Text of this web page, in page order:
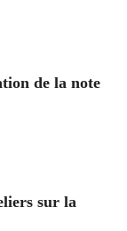
de la note
sur la